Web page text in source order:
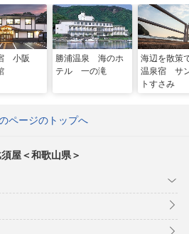
小阪
勝浦温泉 海のホ
テル 一の滝
海辺を散策
温泉宿 サ
トすさみ
ページのトップへ
屋＜和歌山県＞